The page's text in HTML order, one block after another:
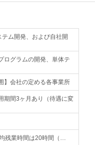
ム開発、および自社開
ログラムの開発、単体テ
】会社の定める各事業所
期間3ヶ月あり（待遇に変
残業時間は20時間（…